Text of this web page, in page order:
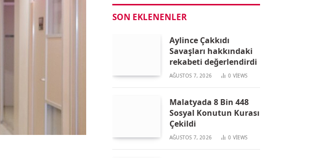
SON EKLENENLER
Aylince Çakkıdı
Savaşları hakkındaki
rekabeti değerlendirdi
AĞUSTOS 7, 2026 0 VIEWS
Malatyada 8 Bin 448
Sosyal Konutun Kurası
Çekildi
AĞUSTOS 7, 2026 0 VIEWS